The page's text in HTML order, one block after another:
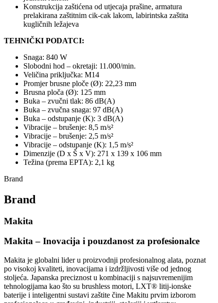
Konstrukcija zaštićena od utjecaja prašine, armatura
prelakirana zaštitnim cik-cak lakom, labirintska zaštita
kugličnih ležajeva
TEHNIČKI PODATCI:
Snaga: 840 W
Slobodni hod – okretaji: 11.000/min.
Veličina priključka: M14
Promjer brusne ploče (Ø): 22,23 mm
Brusna ploča (Ø): 125 mm
Buka – zvučni tlak: 86 dB(A)
Buka – zvučna snaga: 97 dB(A)
Buka – odstupanje (K): 3 dB(A)
Vibracije – brušenje: 8,5 m/s²
Vibracije – brušenje: 2,5 m/s²
Vibracije – odstupanje (K): 1,5 m/s²
Dimenzije (D x Š x V): 271 x 139 x 106 mm
Težina (prema EPTA): 2,1 kg
Brand
Brand
Makita
Makita – Inovacija i pouzdanost za profesionalce
Makita je globalni lider u proizvodnji profesionalnog alata, poznat
po visokoj kvaliteti, inovacijama i izdržljivosti više od jednog
stoljeća. Japanska preciznost u kombinaciji s najsuvremenijim
tehnologijama kao što su brushless motori, LXT® litij-ionske
baterije i inteligentni sustavi zaštite čine Makitu prvim izborom